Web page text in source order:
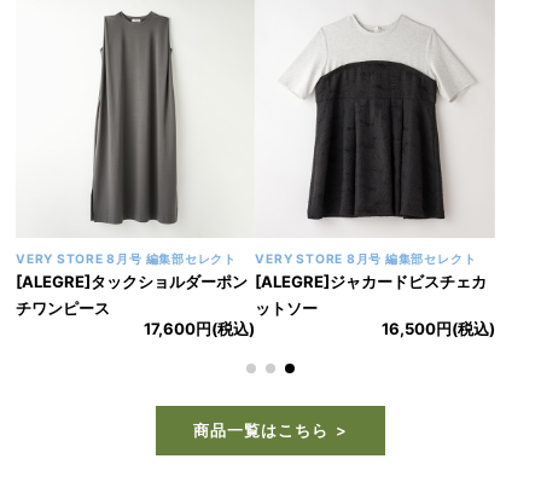
VERY STORE 8月号 編集部セレクト
[ALEGRE]タックショルダーポン
チワンピース
17,600円(税込)
VERY STORE 8月号 編集部セレクト
[ALEGRE]ジャカードビスチェカ
ットソー
16,500円(税込)
商品一覧はこちら